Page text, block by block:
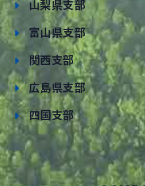
山梨県支部
富山県支部
関西支部
広島県支部
四国支部